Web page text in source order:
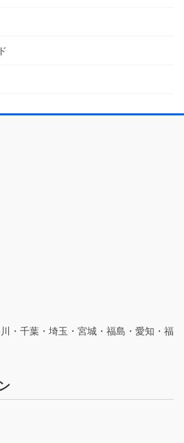
・千葉・埼玉・宮城・福島・愛知・福